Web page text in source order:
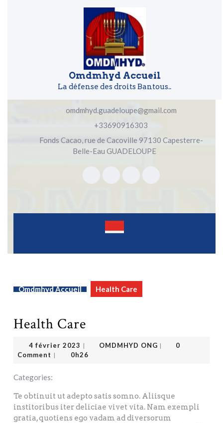
Omdmhyd Accueil
La défense des droits Bantous..
omdmhyd.guadeloupe@gmail.com
+33690916303
Fonds Cacao, rue de Cacoville 97130 Capesterre-
Belle-Eau GUADELOUPE
Omdmhyd Accueil Health Care
Health Care
4 février 2023 | OMDMHYD ONG |
0
Comment | 0h26
Categories:
Te obtinuit ut adepto satis somno. Aliisque
institoribus iter deliciae vivet vita. Nam exempli
gratia, quotiens ego vadam ad diversorum